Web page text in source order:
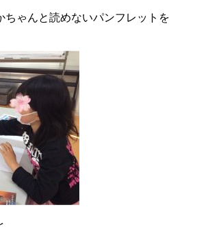
ちゃんと読めないパンフレットを